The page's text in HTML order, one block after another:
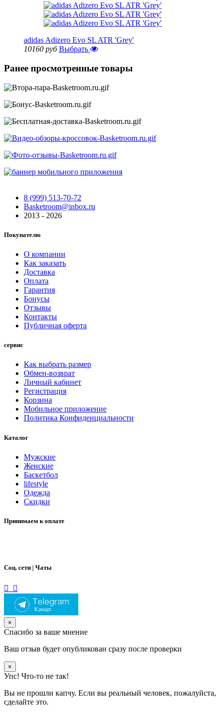
adidas Adizero Evo SL ATR 'Grey'
10160 руб Выбрать
Ранее просмотренные товары
8 (999) 513-70-72
Basketroom@inbox.ru
2013 - 2026
Покупателю
О компании
Как заказать
Доставка
Оплата
Гарантия
Бонусы
Отзывы
Контакты
Публичная оферта
сервис
Как выбрать размер
Обмен-возврат
Личный кабинет
Регистрация
Корзина
Мобильное приложение
Политика Конфиденциальности
Каталог
Мужские
Женские
Баскетбол
lifestyle
Одежда
Скидки
Принимаем к оплате
Соц. сети | Чаты
×
Спасибо за ваше мнение
Ваш отзыв будет опубликован сразу после проверки
×
Упс! Что-то не так!
Вы не прошли капчу. Если вы реальный человек, пожалуйста,
сделайте это.